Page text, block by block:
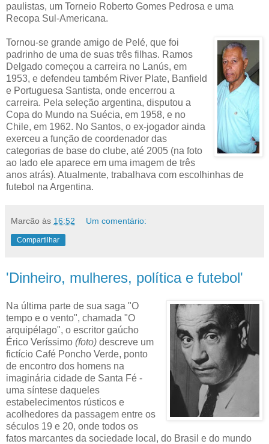
paulistas, um Torneio Roberto Gomes Pedrosa e uma
Recopa Sul-Americana.
Tornou-se grande amigo de Pelé, que foi
padrinho de uma de suas três filhas. Ramos
Delgado começou a carreira no Lanús, em
1953, e defendeu também River Plate, Banfield
e Portuguesa Santista, onde encerrou a
carreira. Pela seleção argentina, disputou a
Copa do Mundo na Suécia, em 1958, e no
Chile, em 1962. No Santos, o ex-jogador ainda
exerceu a função de coordenador das
categorias de base do clube, até 2005 (na foto
ao lado ele aparece em uma imagem de três
anos atrás). Atualmente, trabalhava com escolhinhas de
futebol na Argentina.
Marcão às 16:52 Um comentário:
Compartilhar
'Dinheiro, mulheres, política e futebol'
Na última parte de sua saga "O
tempo e o vento", chamada "O
arquipélago", o escritor gaúcho
Érico Veríssimo (foto) descreve um
fictício Café Poncho Verde, ponto
de encontro dos homens na
imaginária cidade de Santa Fé -
uma síntese daqueles
estabelecimentos rústicos e
acolhedores da passagem entre os
séculos 19 e 20, onde todos os
fatos marcantes da sociedade local, do Brasil e do mundo